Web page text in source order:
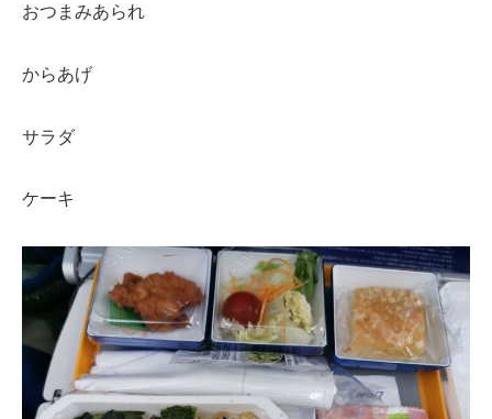
おつまみあられ
からあげ
サラダ
ケーキ